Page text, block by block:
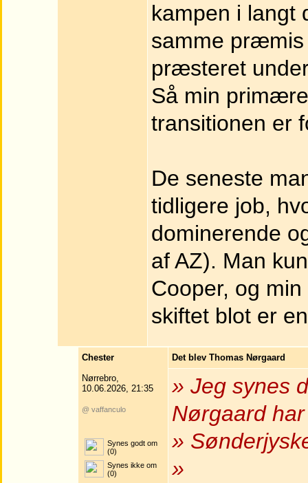
kampen i langt
samme
præsteret
Så min
transitionen er
De seneste
tidligere job,
dominerende
af AZ). Man
Cooper, og
skiftet blot er
Chester
Nørrebro,
10.06.2026, 21:35
@ vaffanculo
Synes godt om
(0)
Synes ikke om
(0)
Det blev Thomas Nørgaard
» Jeg synes
Nørgaard
»
»